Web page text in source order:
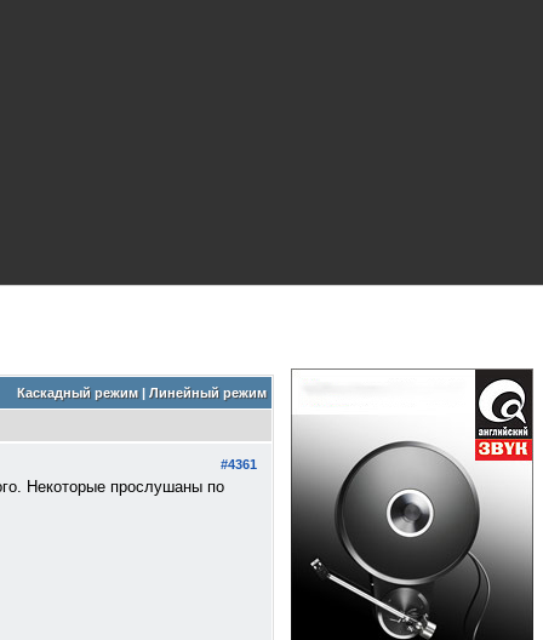
Каскадный режим| Линейный режим
#4361
Некоторые прослушаны по